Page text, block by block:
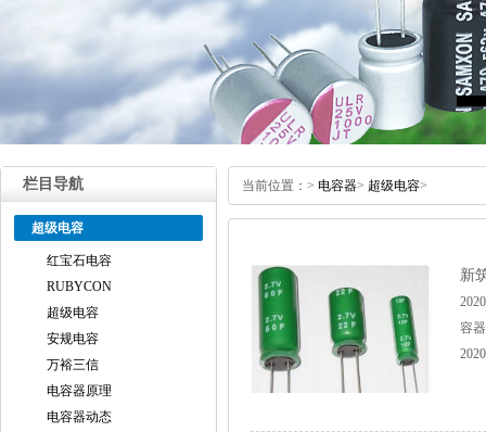
栏目导航
超级电容
红宝石电容
RUBYCON
超级电容
安规电容
万裕三信
电容器原理
电容器动态
当前位置： > 电容器> 超级电容>
新
容